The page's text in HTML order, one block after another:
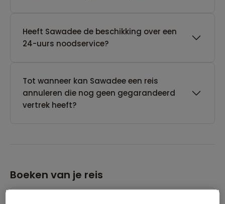
Heeft Sawadee de beschikking over een
24-uurs noodservice?
Tot wanneer kan Sawadee een reis
annuleren die nog geen gegarandeerd
vertrek heeft?
Boeken van je reis